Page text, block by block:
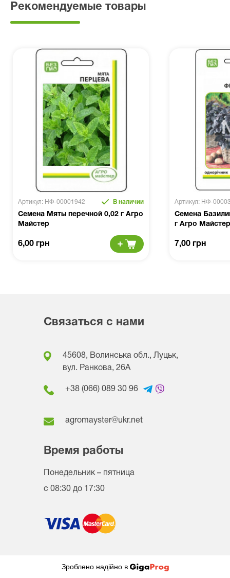
Рекомендуемые товары
Артикул: НФ-00001942 В наличии
Семена Мяты перечной 0,02 г Агро
Майстер
6,00 грн
Артикул: НФ-
Семена
г Агро Майстер
7,00 грн
Связаться с нами
45608, Волинська обл., Луцьк,
вул. Ранкова, 26A
+38 (066) 089 30 96
agromayster@ukr.net
Время работы
Понедельник – пятница
с 08:30 до 17:30
Зроблено надійно в